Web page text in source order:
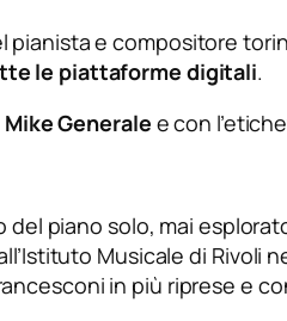
pianista e compositore
le piattaforme digitali.
Mike Generale e con
piano solo, mai
Musicale di Rivoli
in più riprese e